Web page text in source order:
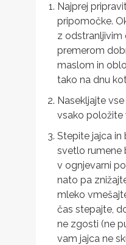
Najprej
pripomočke.
z odstranljivim
premerom
maslom in
tako na dnu
Nasekljajte
vsako položite
Stepite jajca in
svetlo rumene
v ognjevarni
nato pa
mleko
čas stepajte,
ne zgosti (ne
vam jajca ne